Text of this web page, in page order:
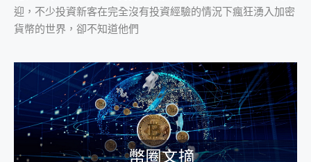
迎，不少投資新客在完全沒有投資經驗的情況下瘋狂湧入加密
貨幣的世界，卻不知道他們